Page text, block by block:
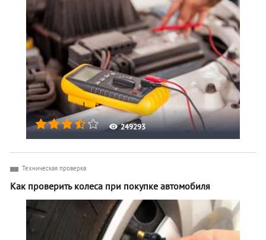
249293
Техническая проверка
Как проверить колеса при покупке автомобиля